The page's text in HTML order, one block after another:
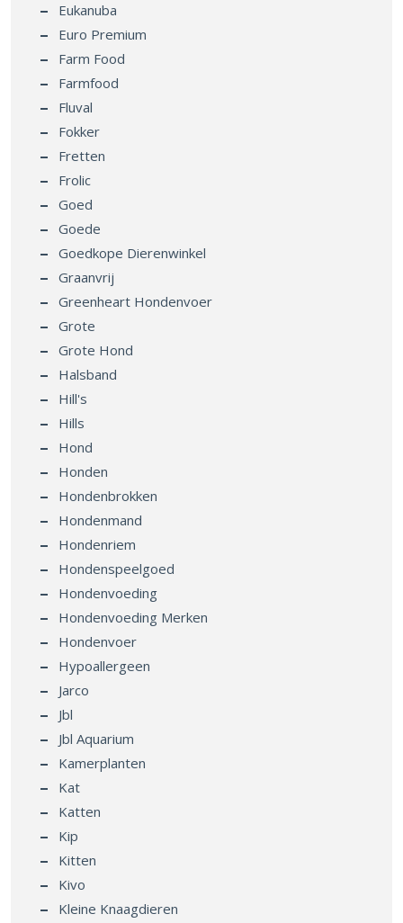
Eukanuba
Euro Premium
Farm Food
Farmfood
Fluval
Fokker
Fretten
Frolic
Goed
Goede
Goedkope Dierenwinkel
Graanvrij
Greenheart Hondenvoer
Grote
Grote Hond
Halsband
Hill's
Hills
Hond
Honden
Hondenbrokken
Hondenmand
Hondenriem
Hondenspeelgoed
Hondenvoeding
Hondenvoeding Merken
Hondenvoer
Hypoallergeen
Jarco
Jbl
Jbl Aquarium
Kamerplanten
Kat
Katten
Kip
Kitten
Kivo
Kleine Knaagdieren